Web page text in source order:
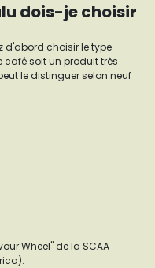
dois-je choisir
d'abord choisir le type
café soit un produit très
le distinguer selon neuf
Wheel" de la SCAA